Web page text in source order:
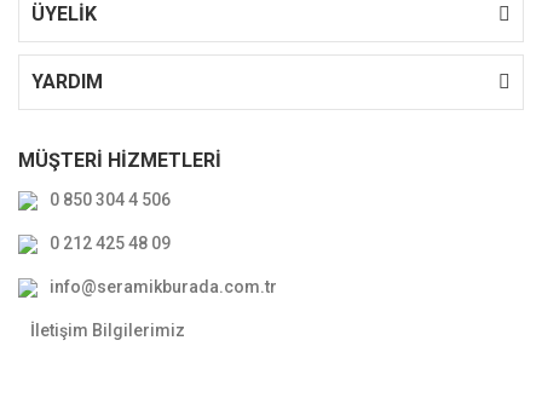
ÜYELİK
YARDIM
MÜŞTERİ HİZMETLERİ
0 850 304 4 506
0 212 425 48 09
info@seramikburada.com.tr
İletişim Bilgilerimiz